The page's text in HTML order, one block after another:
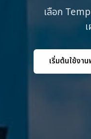
เลือก
เริ่มต้นใช้งา